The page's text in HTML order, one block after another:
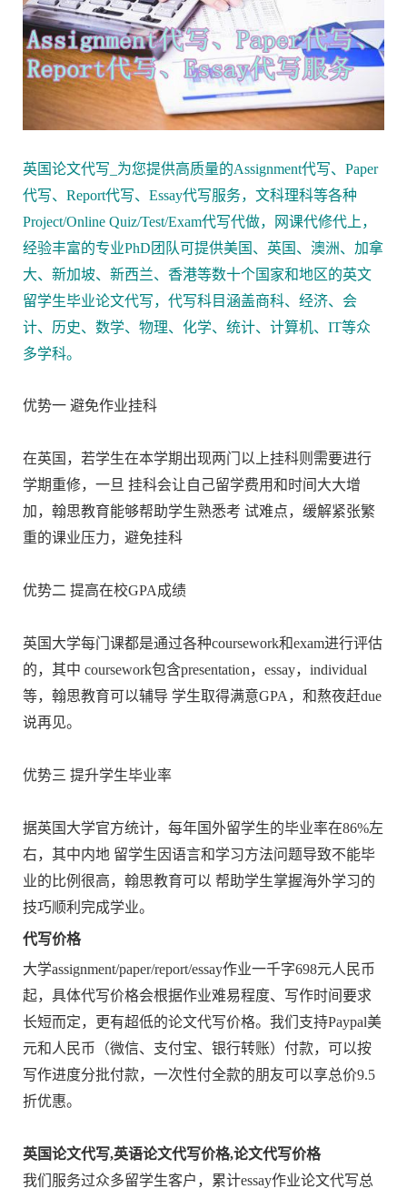
英国论文代写_为您提供高质量的Assignment代写、Paper
代写、Report代写、Essay代写服务，文科理科等各种
Project/Online Quiz/Test/Exam代写代做，网课代修代上，
经验丰富的专业PhD团队可提供美国、英国、澳洲、加拿
大、新加坡、新西兰、香港等数十个国家和地区的英文
留学生毕业论文代写，代写科目涵盖商科、经济、会
计、历史、数学、物理、化学、统计、计算机、IT等众
多学科。
优势一 避免作业挂科
在英国，若学生在本学期出现两门以上挂科则需要进行
学期重修，一旦 挂科会让自己留学费用和时间大大增
加，翰思教育能够帮助学生熟悉考 试难点，缓解紧张繁
重的课业压力，避免挂科
优势二 提高在校GPA成绩
英国大学每门课都是通过各种coursework和exam进行评估
的，其中 coursework包含presentation，essay，individual
等，翰思教育可以辅导 学生取得满意GPA，和熬夜赶due
说再见。
优势三 提升学生毕业率
据英国大学官方统计，每年国外留学生的毕业率在86%左
右，其中内地 留学生因语言和学习方法问题导致不能毕
业的比例很高，翰思教育可以 帮助学生掌握海外学习的
技巧顺利完成学业。
代写价格
大学assignment/paper/report/essay作业一千字698元人民币
起，具体代写价格会根据作业难易程度、写作时间要求
长短而定，更有超低的论文代写价格。我们支持Paypal美
元和人民币（微信、支付宝、银行转账）付款，可以按
写作进度分批付款，一次性付全款的朋友可以享总价9.5
折优惠。
英国论文代写,英语论文代写价格,论文代写价格
我们服务过众多留学生客户，累计essay作业论文代写总